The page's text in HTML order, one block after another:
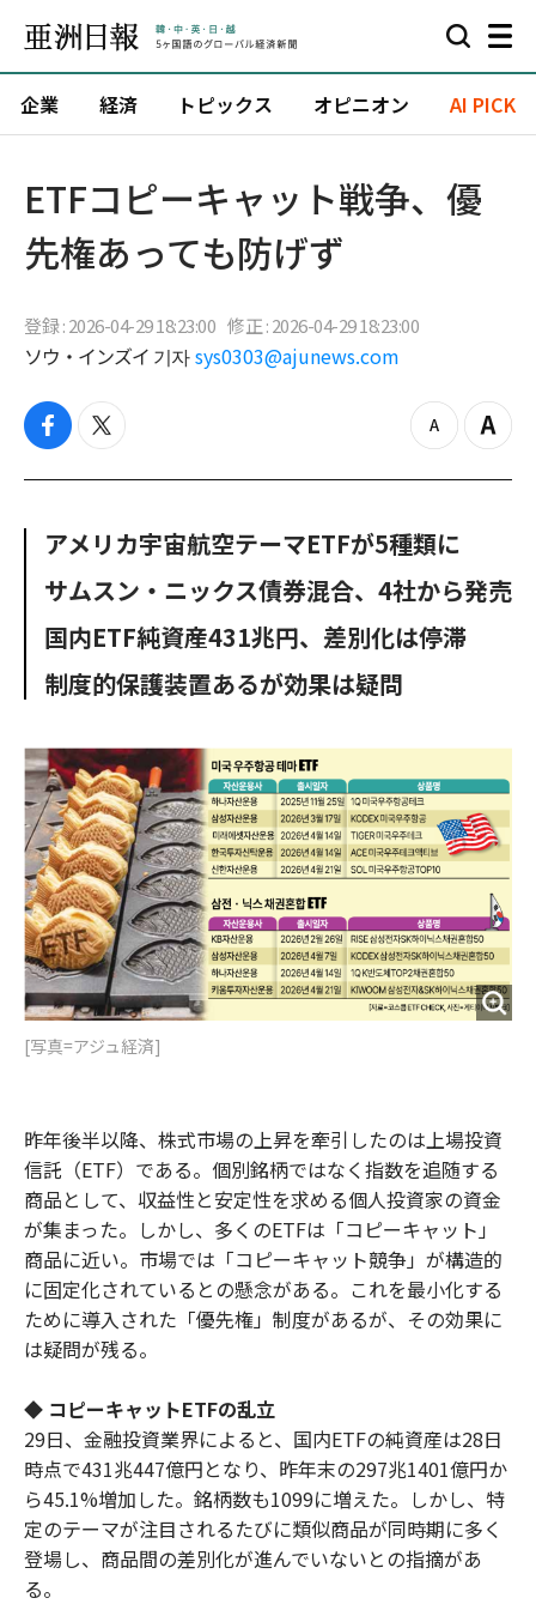
企業 経済 トピックス オピニオン AI PICK
ETFコピーキャット戦争、優
先権あっても防げず
登録 : 2026-04-29 18:23:00 修正 : 2026-04-29 18:23:00
ソウ・インズイ 기자 sys0303@ajunews.com
f
c
o
k
t
i
e
z
o
u
Z
o
アメリカ宇宙航空テーマETFが5種類に
サムスン・ニックス債券混合、4社から発売
国内ETF純資産431兆円、差別化は停滞
制度的保護装置あるが効果は疑問
[写真=アジュ経済]
昨年後半以降、株式市場の上昇を牽引したのは上場投資
信託（ETF）である。個別銘柄ではなく指数を追随する
商品として、収益性と安定性を求める個人投資家の資金
が集まった。しかし、多くのETFは「コピーキャット」
商品に近い。市場では「コピーキャット競争」が構造的
に固定化されているとの懸念がある。これを最小化する
ために導入された「優先権」制度があるが、その効果に
は疑問が残る。
◆ コピーキャットETFの乱立
29日、金融投資業界によると、国内ETFの純資産は28日
時点で431兆447億円となり、昨年末の297兆1401億円か
ら45.1%増加した。銘柄数も1099に増えた。しかし、特
定のテーマが注目されるたびに類似商品が同時期に多く
登場し、商品間の差別化が進んでいないとの指摘があ
る。